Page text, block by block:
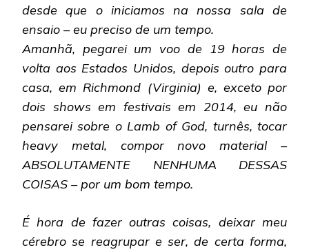
desde que o iniciamos na nossa sala de
ensaio – eu preciso de um tempo.
Amanhã, pegarei um voo de 19 horas de
volta aos Estados Unidos, depois outro para
casa, em Richmond (Virginia) e, exceto por
dois shows em festivais em 2014, eu não
pensarei sobre o Lamb of God, turnês, tocar
heavy metal, compor novo material –
ABSOLUTAMENTE NENHUMA DESSAS
COISAS – por um bom tempo.
É hora de fazer outras coisas, deixar meu
cérebro se reagrupar e ser, de certa forma,